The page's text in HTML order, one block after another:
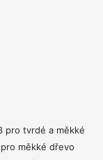
pro tvrdé a měkké
měkké dřevo